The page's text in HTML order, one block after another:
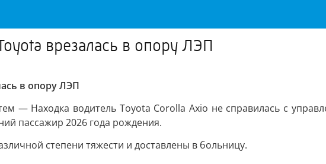
врезалась в опору ЛЭП
в опору ЛЭП
— Находка водитель Toyota Corolla Axio не справилась с
пассажир 2026 года рождения.
степени тяжести и доставлены в больницу.